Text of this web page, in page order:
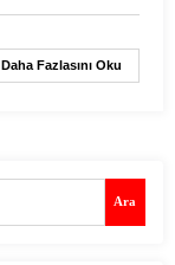
Daha Fazlasını Oku
Ara